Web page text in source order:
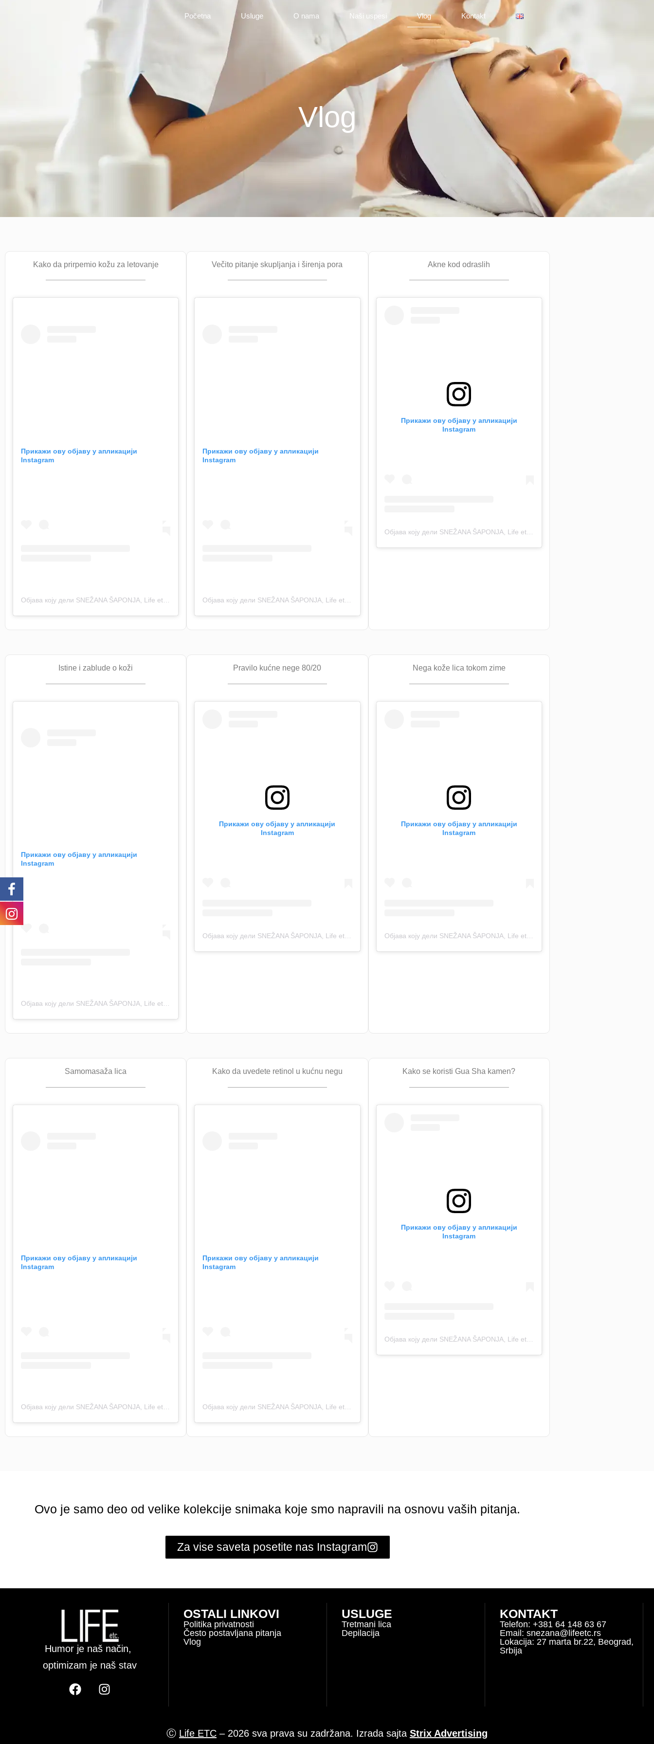
Početna Usluge O nama Naši uspesi Vlog Kontakt
Vlog
Kako da prirpemio kožu za letovanje
Прикажи ову објаву у апликацији
Instagram
Večito pitanje skupljanja i širenja pora
Прикажи ову објаву у апликацији
Instagram
Akne kod odraslih
Прикажи ову објаву у апликацији
Instagram
Објава коју дели SNEŽANA ŠAPONJA, Life etc (@_life_etc_)
Istine i zablude o koži
Прикажи ову објаву у апликацији
Instagram
Pravilo kućne nege 80/20
Прикажи ову објаву у апликацији
Instagram
Nega kože lica tokom zime
Прикажи ову објаву у апликацији
Instagram
Објава коју дели SNEŽANA ŠAPONJA, Life etc (@_life_etc_)
Samomasaža lica
Прикажи ову објаву у апликацији
Instagram
Kako da uvedete retinol u kućnu negu
Прикажи ову објаву у апликацији
Instagram
Kako se koristi Gua Sha kamen?
Прикажи ову објаву у апликацији
Instagram
Објава коју дели SNEŽANA ŠAPONJA, Life etc (@_life_etc_)
Ovo je samo deo od velike kolekcije snimaka koje smo napravili na osnovu vaših pitanja.
Za vise saveta posetite nas Instagram
Humor je naš način,
optimizam je naš stav
OSTALI LINKOVI
Politika privatnosti
Često postavljana pitanja
Vlog
USLUGE
Tretmani lica
Depilacija
KONTAKT
Telefon: +381 64 148 63 67
Email: snezana@lifeetc.rs
Lokacija: 27 marta br.22, Beograd,
Srbija
Ⓒ Life ETC – 2026 sva prava su zadržana. Izrada sajta Strix Advertising